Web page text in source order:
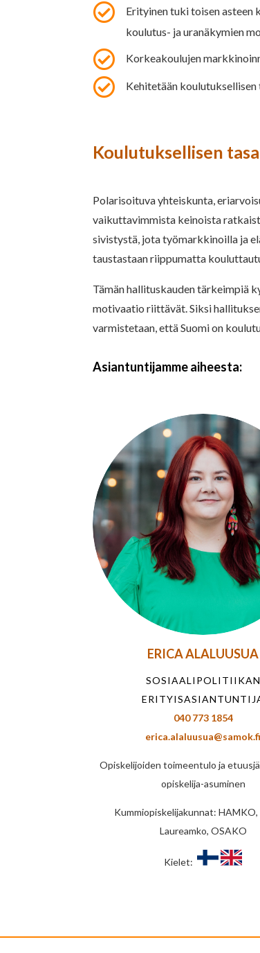

Erityinen tuki toisen asteen
koulutus- ja uranäkymien
 Korkeakoulujen
 Kehitetään
Koulutuksellisen
Polarisoituva yhteiskunta,
vaikuttavimmista keinoista
sivistystä, jota työmarkkinoilla ja
taustastaan riippumatta
Tämän hallituskauden tärkeimpiä
motivaatio riittävät. Siksi
varmistetaan, että Suomi on
Asiantuntijamme aiheesta:
ERICA ALALUUSUA
SOSIAALIPOLITIIKAN
040 773 1854
erica.alaluusua@samok.fi
Opiskelijoiden toimeentulo ja
opiskelija-asuminen
Kummiopiskelijakunnat:
Laureamko, OSAKO
Kielet: